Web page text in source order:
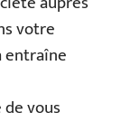
votre
entraîne
de vous